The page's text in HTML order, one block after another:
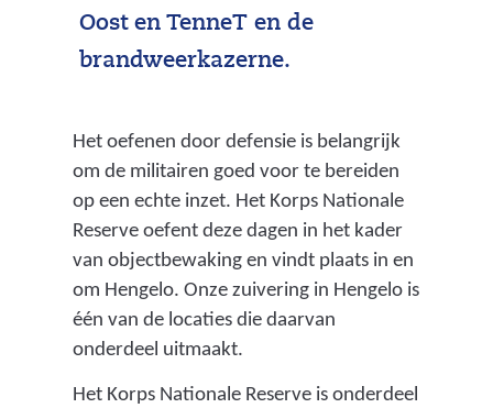
Oost en TenneT en de
brandweerkazerne.
Het oefenen door defensie is belangrijk
om de militairen goed voor te bereiden
op een echte inzet. Het Korps Nationale
Reserve oefent deze dagen in het kader
van objectbewaking en vindt plaats in en
om Hengelo. Onze zuivering in Hengelo is
één van de locaties die daarvan
onderdeel uitmaakt.
Het Korps Nationale Reserve is onderdeel